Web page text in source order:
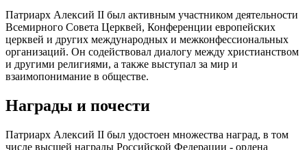
Патриарх Алексий II был активным участником деятельности
Всемирного Совета Церквей, Конференции европейских
церквей и других международных и межконфессиональных
организаций. Он содействовал диалогу между христианством
и другими религиями, а также выступал за мир и
взаимопонимание в обществе.
Награды и почести
Патриарх Алексий II был удостоен множества наград, в том
числе высшей награды Российской Федерации - ордена